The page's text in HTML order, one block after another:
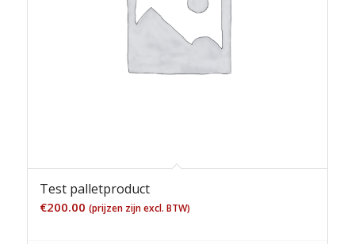
Test palletproduct
€200.00 (prijzen zijn excl. BTW)